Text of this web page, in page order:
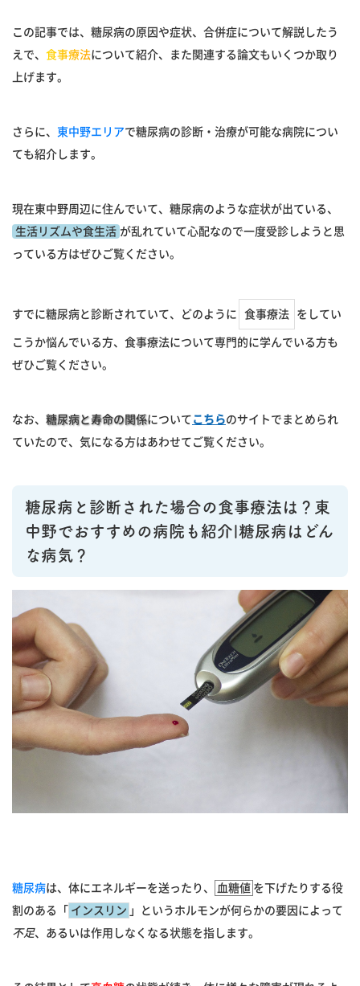
この記事では、糖尿病の原因や症状、合併症について解説したう
えで、 食事療法について紹介、また関連する論文もいくつか取り
上げます。
さらに、 東中野エリアで糖尿病の診断・治療が可能な病院につい
ても紹介します。
現在東中野周辺に住んでいて、糖尿病のような症状が出ている、
生活リズムや食生活 が乱れていて心配なので一度受診しようと思
っている方はぜひご覧ください。
すでに糖尿病と診断されていて、どのように 食事療法 をしてい
こうか悩んでいる方、食事療法について専門的に学んでいる方も
ぜひご覧ください。
なお、 糖尿病と寿命の関係について こちらのサイトでまとめられ
ていたので、気になる方はあわせてご覧ください。
糖尿病と診断された場合の食事療法は？東
中野でおすすめの病院も紹介|糖尿病はどん
な病気？
糖尿病は、体にエネルギーを送ったり、 血糖値 を下げたりする役
割のある「 インスリン 」というホルモンが何らかの要因によって
不足、あるいは作用しなくなる状態を指します。